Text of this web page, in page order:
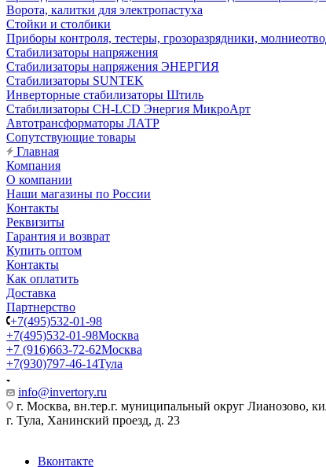
Ворота, калитки для электропастуха
Стойки и столбики
Приборы контроля, тестеры, грозоразрядники,
Стабилизаторы напряжения
Стабилизаторы напряжения ЭНЕРГИЯ
Стабилизаторы SUNTEK
Инверторные стабилизаторы Штиль
Стабилизаторы СН-LCD Энepгия МикроАрт
Автотрансформаторы ЛАТР
Сопутствующие товары
Главная
Компания
О компании
Наши магазины по России
Контакты
Реквизиты
Гарантия и возврат
Купить оптом
Контакты
Как оплатить
Доставка
Партнерство
+7(495)532-01-98
+7(495)532-01-98Москва
+7 (916)663-72-62Москва
+7(930)797-46-14Тула
info@invertory.ru
г. Москва, вн.тер.г. муниципальный округ Лианозово,
г. Тула, Ханинский проезд, д. 23
Вконтакте